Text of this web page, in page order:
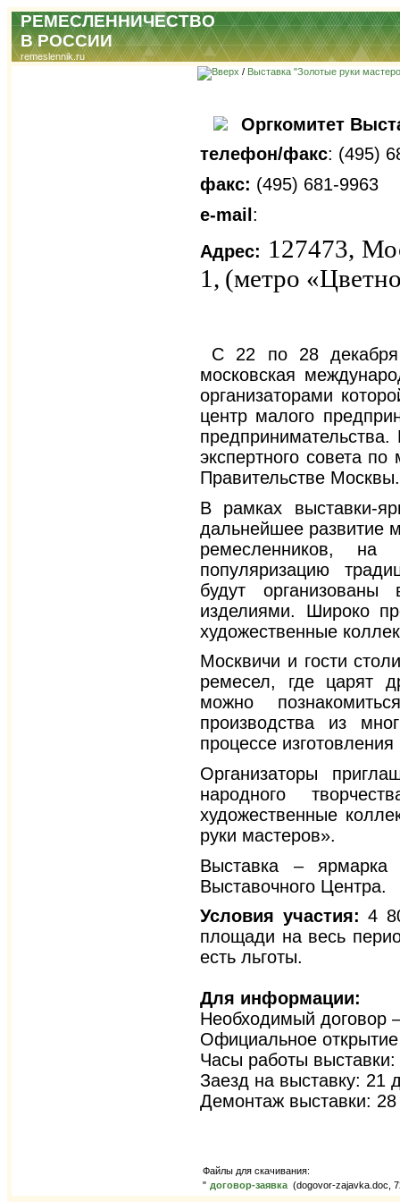
РЕМЕСЛЕННИЧЕСТВО
В РОССИИ
remeslennik.ru
/ Выставка "Золотые руки
Оргкомитет
телефон/факс: (495)
факс: (495) 681-9963
e-mail:
Адрес: 127473,
1, (метро
С 22 по 28 декабря
московская
организаторами
центр малого
экспертного совета
Правительстве Москвы.
В рамках выставки-
дальнейшее развитие
ремесленников,
популяризацию
будут организованы
изделиями. Широко
художественные
Москвичи и гости
ремесел, где царят
можно
производства из
процессе
Организаторы
народного
художественные
руки мастеров».
Выставка – ярмарка
Выставочного Центра.
Условия участия: 4
площади на весь
есть льготы.
Для информации:
Необходимый договор
Официальное
Часы работы
Заезд на выставку: 21
Демонтаж выставки:
Файлы для скачивания:
" договор-заявка (dogovor-zajavka.doc,